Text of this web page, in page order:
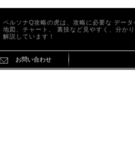
ペルソナQ攻略の虎は、攻略に必要な データ
地図、チャート、 裏技など見やすく、分かり
解説しています！
お問い合わせ